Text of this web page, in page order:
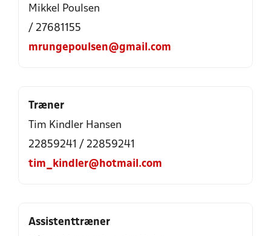
Mikkel Poulsen
/ 27681155
mrungepoulsen@gmail.com
Træner
Tim Kindler Hansen
22859241 / 22859241
tim_kindler@hotmail.com
Assistenttræner